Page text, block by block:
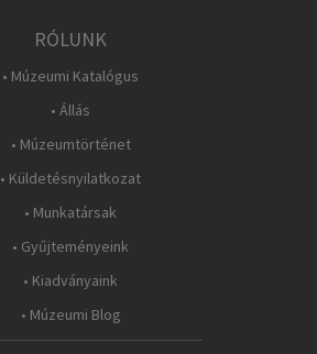
RÓLUNK
• Múzeumi Katalógus
• Állás
• Múzeumtörténet
• Küldetésnyilatkozat
• Munkatársak
• Gyűjteményeink
• Kiadványaink
• Múzeumi Blog